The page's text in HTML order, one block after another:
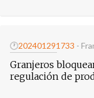
🕐202401291733 -
Granjeros
regulación de